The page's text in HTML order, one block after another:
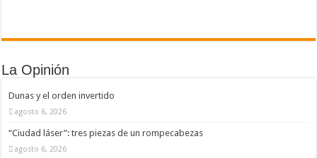
La Opinión
Dunas y el orden invertido
agosto 6, 2026
“Ciudad láser”: tres piezas de un rompecabezas
agosto 6, 2026